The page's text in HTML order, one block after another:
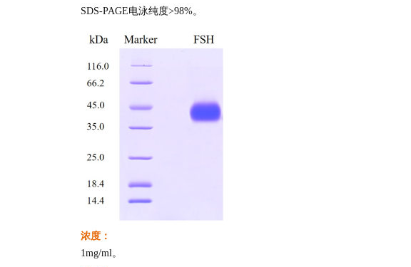
SDS-PAGE电泳纯度>98%。
浓度：
1mg/ml。